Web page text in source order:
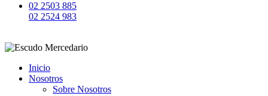
02 2503 885
02 2524 983
Inicio
Nosotros
Sobre Nosotros